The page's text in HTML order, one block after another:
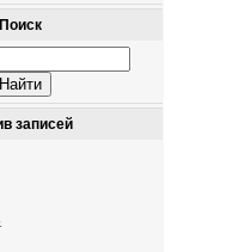
Поиск
записей